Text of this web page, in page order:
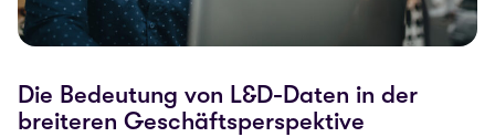
Die Bedeutung von L&D-Daten in der
breiteren Geschäftsperspektive